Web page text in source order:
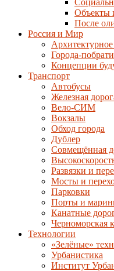
Объекты
После
Россия и Мир
Города-
Концепции
Транспорт
Автобусы
Железная
Вело-СИМ
Вокзалы
Обход города
Дублер
Совмещённая
Развязки и
Мосты и
Парковки
Порты и
Канатные
Черноморская
Технологии
«Зелёные»
Урбанистика
Институт